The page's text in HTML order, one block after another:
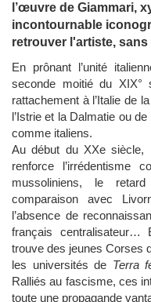
l’œuvre de Giammari,
incontournable
retrouver l'artiste,
En prônant l’unité
seconde moitié du XIX°
rattachement à l’Italiede
l’Istrie et la Dalmatie ou
comme italiens.
Au début du XXe siècle,
renforce
mussoliniens, le
comparaison avec
l’absence de
français centralisateur…
trouve des jeunes Corses
les universités de Terra
Ralliés au fascisme, ces
toute une propagande